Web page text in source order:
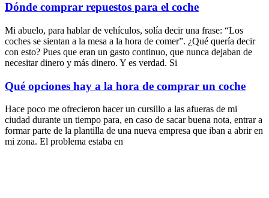
Dónde comprar repuestos para el coche
Mi abuelo, para hablar de vehículos, solía decir una frase: “Los
coches se sientan a la mesa a la hora de comer”. ¿Qué quería decir
con esto? Pues que eran un gasto continuo, que nunca dejaban de
necesitar dinero y más dinero. Y es verdad. Si
Qué opciones hay a la hora de comprar un coche
Hace poco me ofrecieron hacer un cursillo a las afueras de mi
ciudad durante un tiempo para, en caso de sacar buena nota, entrar a
formar parte de la plantilla de una nueva empresa que iban a abrir en
mi zona. El problema estaba en